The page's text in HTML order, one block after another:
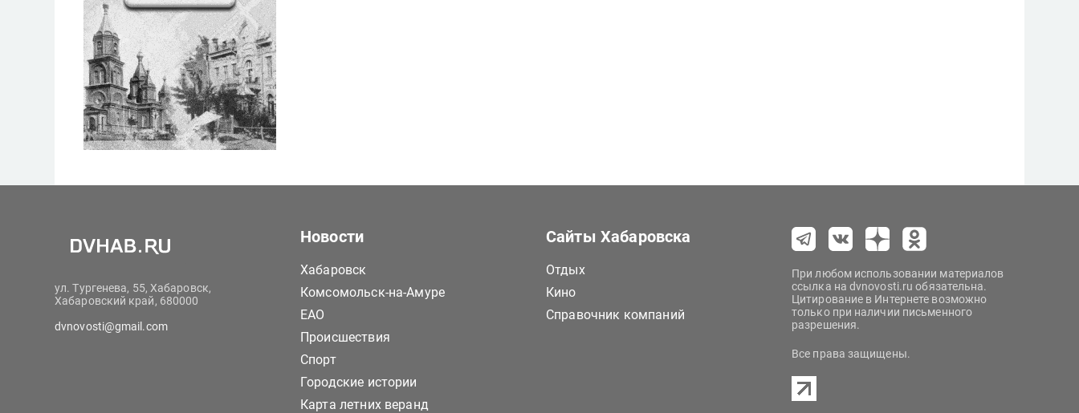
ул. Тургенева, 55, Хабаровск,
Хабаровский край, 680000
dvnovosti@gmail.com
Новости
Хабаровск
Комсомольск-на-Амуре
ЕАО
Происшествия
Спорт
Городские истории
Карта летних веранд
Сайты Хабаровска
Отдых
Кино
Справочник компаний
При любом использовании материалов
ссылка на dvnovosti.ru обязательна.
Цитирование в Интернете возможно
только при наличии письменного
разрешения.
Все права защищены.